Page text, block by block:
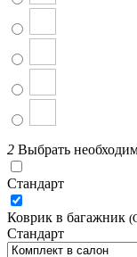
2 Выбрать
Стандарт
Коврик в багажник
Стандарт